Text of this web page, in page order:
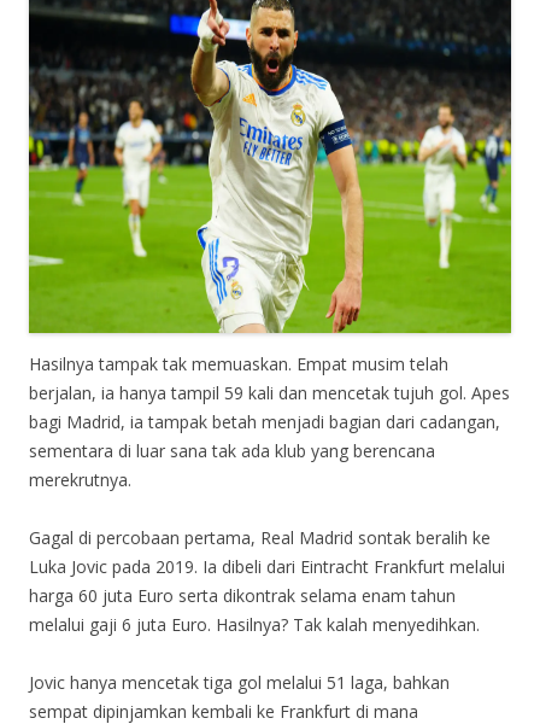
Hasilnya tampak tak memuaskan. Empat musim telah
berjalan, ia hanya tampil 59 kali dan mencetak tujuh gol. Apes
bagi Madrid, ia tampak betah menjadi bagian dari cadangan,
sementara di luar sana tak ada klub yang berencana
merekrutnya.
Gagal di percobaan pertama, Real Madrid sontak beralih ke
Luka Jovic pada 2019. Ia dibeli dari Eintracht Frankfurt melalui
harga 60 juta Euro serta dikontrak selama enam tahun
melalui gaji 6 juta Euro. Hasilnya? Tak kalah menyedihkan.
Jovic hanya mencetak tiga gol melalui 51 laga, bahkan
sempat dipinjamkan kembali ke Frankfurt di mana